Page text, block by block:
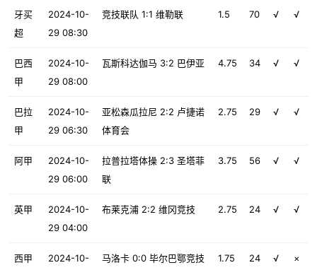
牙买
超
2024-10-
29 08:30
竞技联队 1:1 维勒联 1.5 70 √ √
巴西
甲
2024-10-
29 08:00
瓦斯科达伽马 3:2 巴伊亚 4.75 34 √ √
巴拉
甲
2024-10-
29 06:30
亚松森瓜拉尼 2:2 卢捷诺
体育会
2.75 29 √ √
阿甲
2024-10-
29 06:00
拉普拉塔体操 2:3 圣塔菲
联
3.75 56 √ √
英甲
2024-10-
29 04:00
布莱克浦 2:2 维冈竞技 2.75 24 √ √
西甲
2024-10-
马洛卡 0:0 毕尔巴鄂竞技 1.75 24 √ ×